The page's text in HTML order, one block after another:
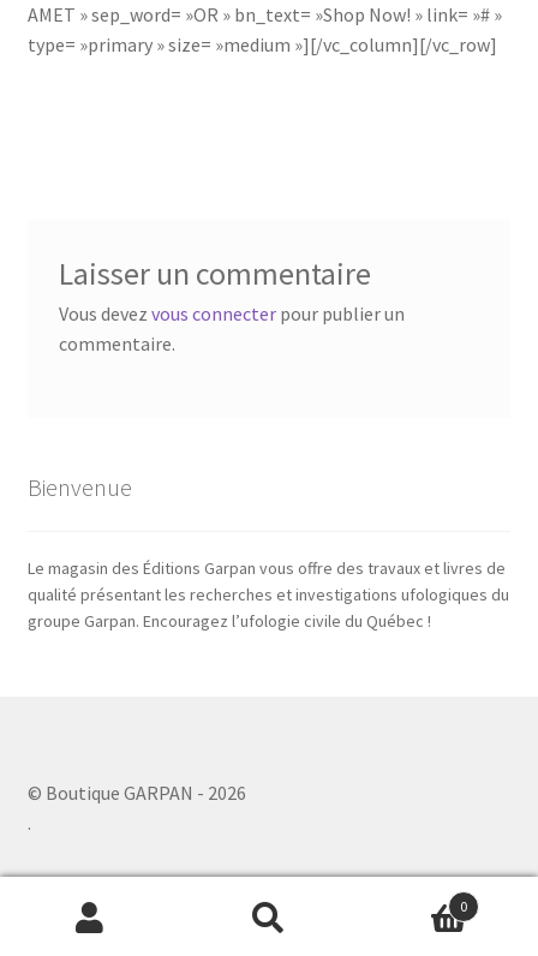
AMET » sep_word= »OR » bn_text= »Shop Now! » link= »# »
type= »primary » size= »medium »][/vc_column][/vc_row]
Laisser un commentaire
Vous devez vous connecterpour publier un
commentaire.
Bienvenue
Le magasin des Éditions Garpan vous offre des travaux et livres de
qualité présentant les recherches et investigations ufologiques du
groupe Garpan. Encouragez l’ufologie civile du Québec !
© Boutique GARPAN - 2026
.
Recherche
Recherche
0